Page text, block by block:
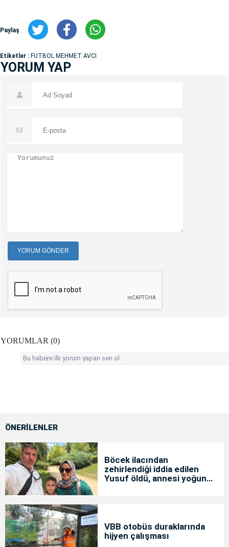
Paylaş
Etiketler : FUTBOL MEHMET AVCI
YORUM YAP
YORUM GÖNDER
YORUMLAR (0)
Bu habere ilk yorum yapan sen ol.
ÖNERİLENLER
Böcek ilacından
zehirlendiği iddia edilen
Yusuf öldü, annesi yoğun
VBB otobüs duraklarında
hijyen çalışması